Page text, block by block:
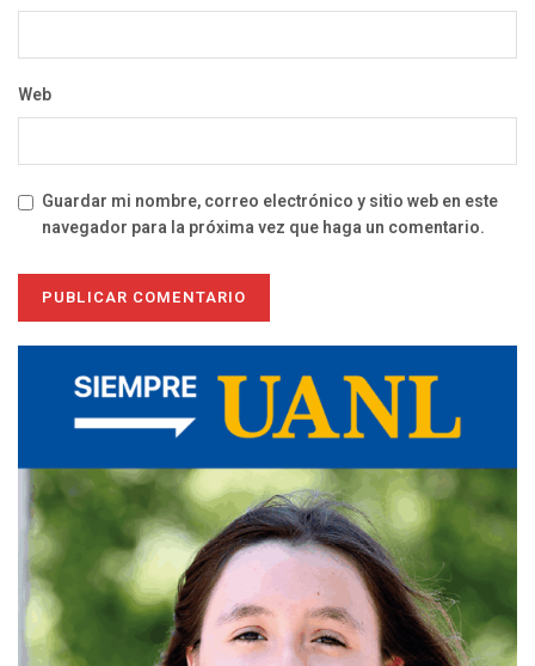
Web
Guardar mi nombre, correo electrónico y sitio web en este
navegador para la próxima vez que haga un comentario.